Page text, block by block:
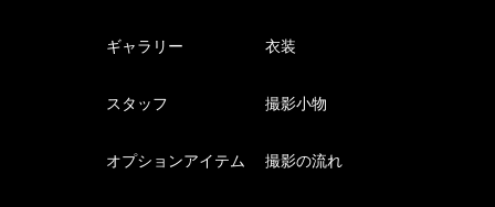
ギャラリー 衣装
スタッフ 撮影小物
オプションアイテム 撮影の流れ